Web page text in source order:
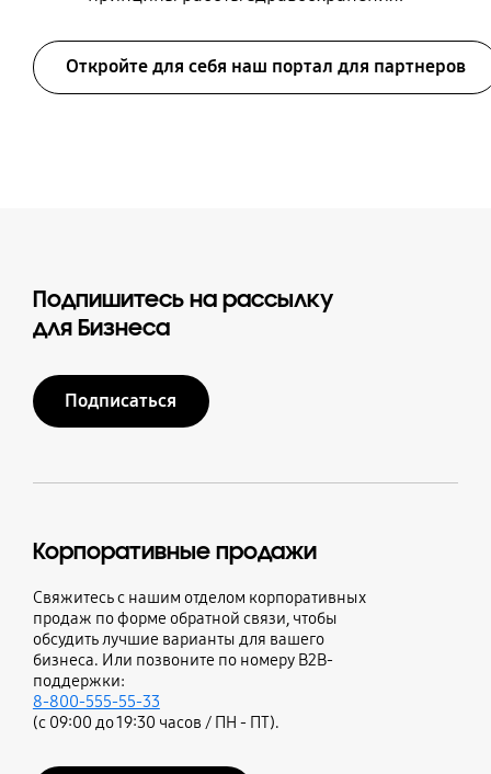
Откройте для себя наш портал для партнеров
Подпишитесь на рассылку
для Бизнеса
Подписаться
Корпоративные продажи
Свяжитесь с нашим отделом корпоративных
продаж по форме обратной связи, чтобы
обсудить лучшие варианты для вашего
бизнеса. Или позвоните по номеру B2B-
поддержки:
8-800-555-55-33
(с 09:00 до 19:30 часов / ПН - ПТ).